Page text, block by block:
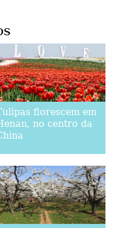
florescem em
no centro da